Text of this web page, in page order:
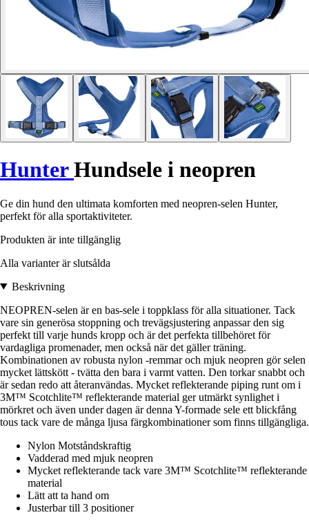
HunterHundsele i neopren
Ge din hund den ultimata komforten med neopren-selen Hunter,
perfekt för alla sportaktiviteter.
Produkten är inte tillgänglig
Alla varianter är slutsålda
Beskrivning
NEOPREN-selen är en bas-sele i toppklass för alla situationer. Tack
vare sin generösa stoppning och trevägsjustering anpassar den sig
perfekt till varje hunds kropp och är det perfekta tillbehöret för
vardagliga promenader, men också när det gäller träning.
Kombinationen av robusta nylon -remmar och mjuk neopren gör selen
mycket lättskött - tvätta den bara i varmt vatten. Den torkar snabbt och
är sedan redo att återanvändas. Mycket reflekterande piping runt om i
3M™ Scotchlite™ reflekterande material ger utmärkt synlighet i
mörkret och även under dagen är denna Y-formade sele ett blickfång
tous tack vare de många ljusa färgkombinationer som finns tillgängliga.
Nylon Motståndskraftig
Vadderad med mjuk neopren
Mycket reflekterande tack vare 3M™ Scotchlite™ reflekterande
material
Lätt att ta hand om
Justerbar till 3 positioner